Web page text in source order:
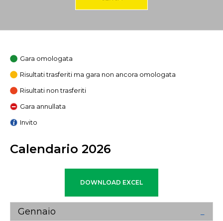
Gara omologata
Risultati trasferiti ma gara non ancora omologata
Risultati non trasferiti
Gara annullata
Invito
Calendario 2026
Gennaio